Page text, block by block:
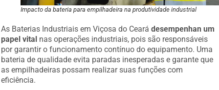
Impacto da bateria para empilhadeira na produtividade industrial
As Baterias Industriais em Viçosa do Cearádesempenhan um
papel vital nas operações industriais, pois são responsáveis
por garantir o funcionamento contínuo do equipamento. Uma
bateria de qualidade evita paradas inesperadas e garante que
as empilhadeiras possam realizar suas funções com
eficiência.